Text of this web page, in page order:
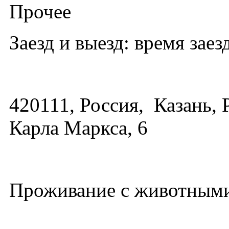
Прочее
Заезд и выезд: время
420111, Россия, Казань,
Карла Маркса, 6
Проживание с